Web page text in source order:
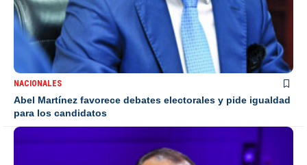
NACIONALES
Abel Martínez favorece debates electorales y pide igualdad
para los candidatos